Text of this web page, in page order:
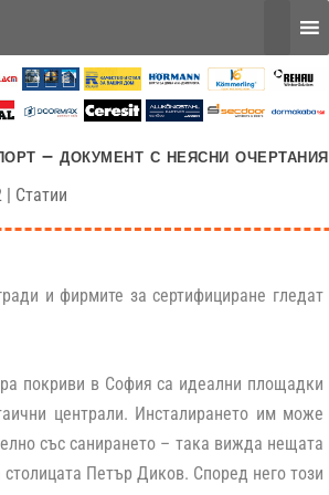
– документ с неясни очертания
| Статии
и фирмите за сертифициране гледат
покриви в София са идеални площадки
централи. Инсталирането им може
със санирането – така вижда нещата
столицата Петър Диков. Според него този